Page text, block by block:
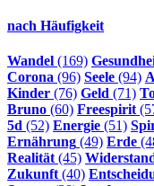
nach Häufigkeit
Wandel (169)
Corona (96) Seele (94)
Kinder (76) Geld (71)
Bruno (60) Freespirit
5d (52) Energie (51)
Ernährung (49) Erde
Realität(45)
Zukunft(40)